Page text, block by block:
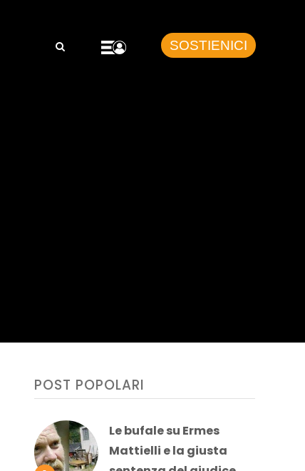
SOSTIENICI
POST POPOLARI
Le bufale su Ermes
Mattielli e la giusta